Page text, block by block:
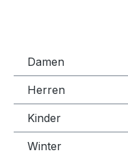
Damen
Herren
Kinder
Winter